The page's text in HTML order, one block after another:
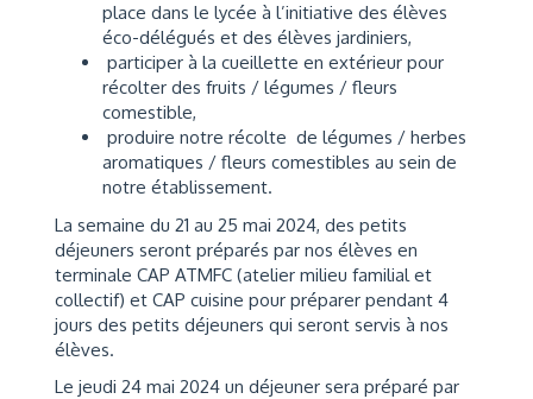
place dans le lycée à l’initiative des élèves
éco-délégués et des élèves jardiniers,
participer à la cueillette en extérieur pour
récolter des fruits / légumes / fleurs
comestible,
produire notre récolte de légumes / herbes
aromatiques / fleurs comestibles au sein de
notre établissement.
La semaine du 21 au 25 mai 2024, des petits
déjeuners seront préparés par nos élèves en
terminale CAP ATMFC (atelier milieu familial et
collectif) et CAP cuisine pour préparer pendant 4
jours des petits déjeuners qui seront servis à nos
élèves.
Le jeudi 24 mai 2024 un déjeuner sera préparé par